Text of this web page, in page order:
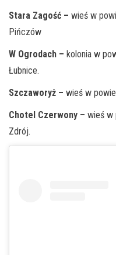
Stara Zagość – wieś w
Pińczów
W Ogrodach – kolonia w
Łubnice.
Szczaworyż – wieś w
Chotel Czerwony – wieś w
Zdrój.